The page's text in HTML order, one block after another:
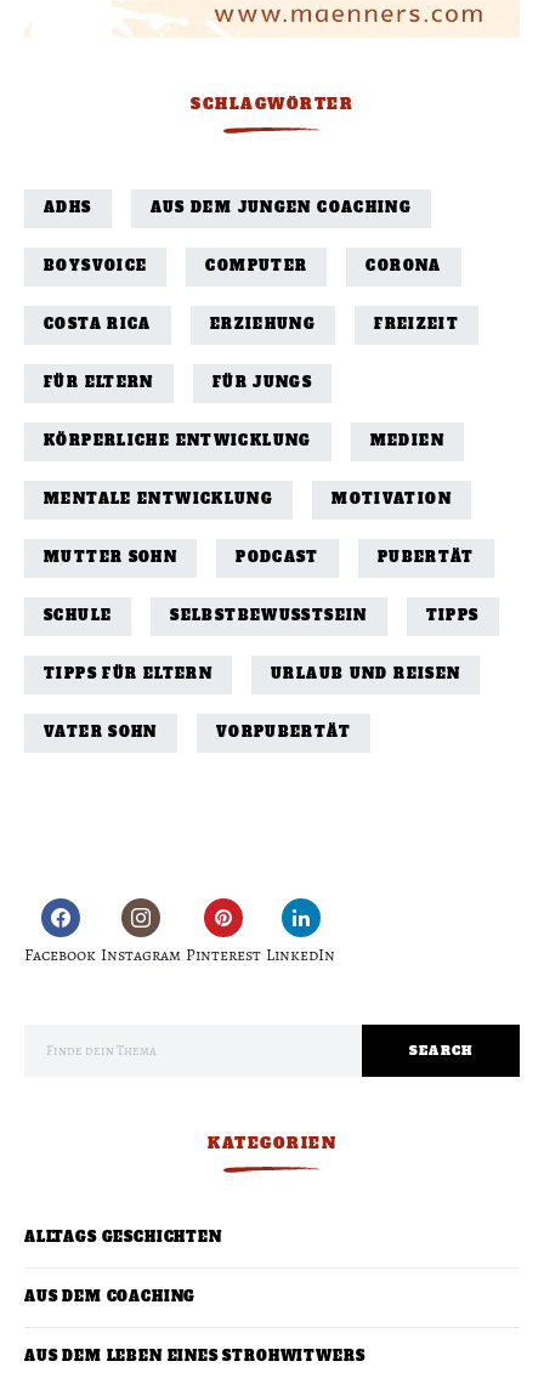
SCHLAGWÖRTER
ADHS AUS DEM JUNGEN COACHING
BOYSVOICE COMPUTER CORONA
COSTA RICA ERZIEHUNG FREIZEIT
FÜR ELTERN FÜR JUNGS
KÖRPERLICHE ENTWICKLUNG MEDIEN
MENTALE ENTWICKLUNG MOTIVATION
MUTTER SOHN PODCAST PUBERTÄT
SCHULE SELBSTBEWUSSTSEIN TIPPS
TIPPS FÜR ELTERN URLAUB UND REISEN
VATER SOHN VORPUBERTÄT
Facebook Instagram Pinterest LinkedIn
SEARCH
KATEGORIEN
ALLTAGS GESCHICHTEN
AUS DEM COACHING
AUS DEM LEBEN EINES STROHWITWERS